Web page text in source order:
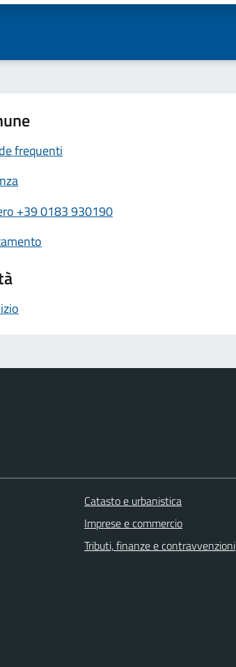
frequenti
+39 0183 930190
Catasto e urbanistica
Imprese e commercio
Tributi, finanze e contravvenzioni